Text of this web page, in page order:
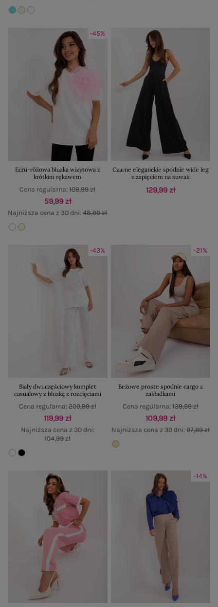
-45%
Ecru-różowa bluzka wizytowa z
krótkim rękawem
59,99 zł
Najniższa cena z 30 dni:48,99 zł
Cena regularna:109,99 zł
Czarne eleganckie spodnie wide leg
z zapięciem na suwak
129,99 zł
-43%
Biały dwuczęściowy komplet
casualowy z bluzką z rozcięciami
119,99 zł
Najniższa cena z 30 dni:
104,99 zł
Cena regularna:209,99 zł
-21%
Beżowe proste spodnie cargo z
zakładkami
109,99 zł
Najniższa cena z 30 dni:97,99 zł
Cena regularna:139,99 zł
-14%